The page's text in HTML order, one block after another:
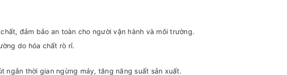
đảm bảo an toàn cho người vận hành và môi trường.
do hóa chất rò rỉ.
ngắn thời gian ngừng máy, tăng năng suất sản xuất.